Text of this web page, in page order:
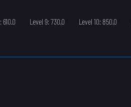
610.0 Level 9: 730.0 Level 10: 850.0